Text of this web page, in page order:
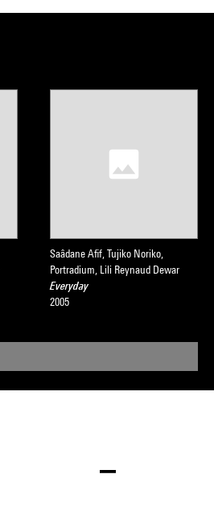
Saâdane Afif, Tujiko Noriko,
Portradium, Lili Reynaud Dewar
Everyday
2005